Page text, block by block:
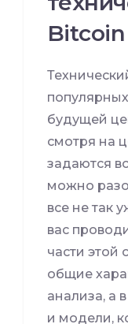
Bitcoin
будущей
смотря на
задаются
можно
все не так
вас
части этой
общие
анализа, а
и модели,